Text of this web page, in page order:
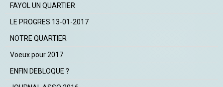
FAYOL UN QUARTIER
LE PROGRES 13-01-2017
NOTRE QUARTIER
Voeux pour 2017
ENFIN DEBLOQUE ?